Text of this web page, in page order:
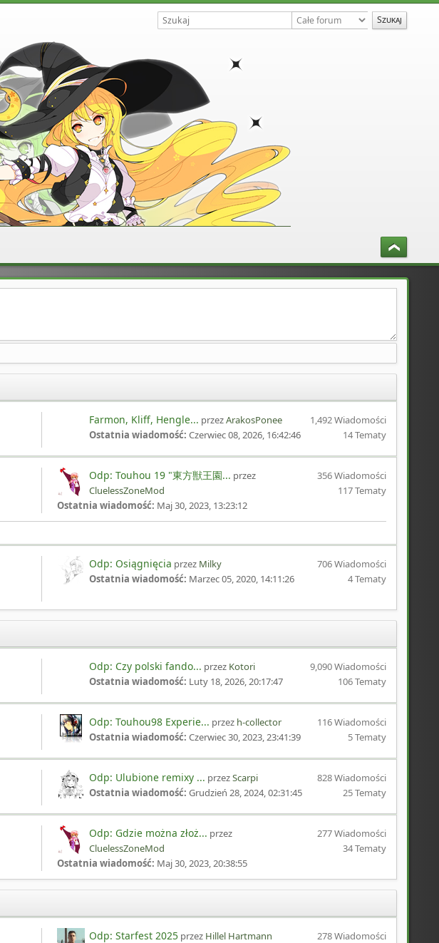
1,492 Wiadomości
14 Tematy
Farmon, Kliff, Hengle... przezArakosPonee
Ostatnia wiadomość: Czerwiec 08, 2026, 16:42:46
356 Wiadomości
117 Tematy
Odp: Touhou 19 "東方獣王園... przez
CluelessZoneMod
Ostatnia wiadomość: Maj 30, 2023, 13:23:12
706 Wiadomości
4 Tematy
Odp: Osiągnięcia przez Milky
Ostatnia wiadomość: Marzec 05, 2020, 14:11:26
9,090 Wiadomości
106 Tematy
Odp: Czy polski fando... przez Kotori
Ostatnia wiadomość: Luty 18, 2026, 20:17:47
116 Wiadomości
5 Tematy
Odp: Touhou98 Experie... przez h-collector
Ostatnia wiadomość: Czerwiec 30, 2023, 23:41:39
828 Wiadomości
25 Tematy
Odp: Ulubione remixy ... przezScarpi
Ostatnia wiadomość: Grudzień 28, 2024, 02:31:45
277 Wiadomości
34 Tematy
Odp: Gdzie można złoż... przez
CluelessZoneMod
Ostatnia wiadomość: Maj 30, 2023, 20:38:55
278 Wiadomości
Odp: Starfest 2025 przez Hillel Hartmann